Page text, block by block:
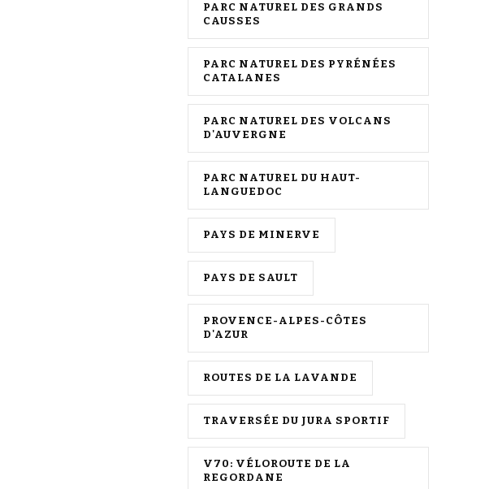
PARC NATUREL DES GRANDS
CAUSSES
PARC NATUREL DES PYRÉNÉES
CATALANES
PARC NATUREL DES VOLCANS
D'AUVERGNE
PARC NATUREL DU HAUT-
LANGUEDOC
PAYS DE MINERVE
PAYS DE SAULT
PROVENCE-ALPES-CÔTES
D'AZUR
ROUTES DE LA LAVANDE
TRAVERSÉE DU JURA SPORTIF
V70: VÉLOROUTE DE LA
REGORDANE